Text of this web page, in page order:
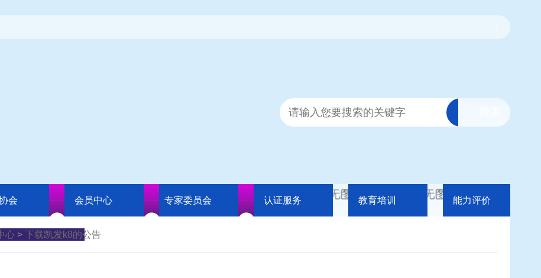
会 会员中心 专家委员会 认证服务 教育培训 能力评价
心 > 下载凯发k8的公告